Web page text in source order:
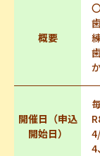
概要
開催日（申込
開始日）
4